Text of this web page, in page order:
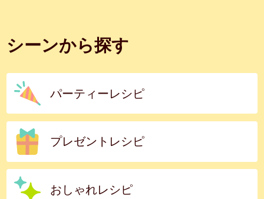
シーンから探す
パーティーレシピ
プレゼントレシピ
おしゃれレシピ